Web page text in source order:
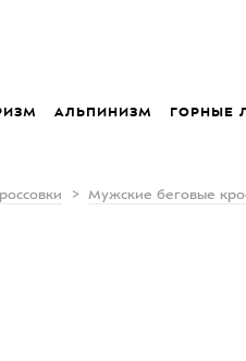
АЛЬПИНИЗМ ГОРНЫЕ
Мужские беговые